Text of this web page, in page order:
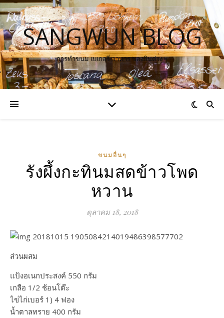
SANGWUN BLOG
การทำขนม เบเกอรี่ อาหาร ของกินต่าง ๆ
ขนมอื่นๆ
รังผึ้งกะทินมสดข้าวโพด
หวาน
ตุลาคม 18, 2018
ส่วนผสม
แป้งอเนกประสงค์ 550 กรัม
เกลือ 1/2 ช้อนโต๊ะ
ไข่ไก่เบอร์ 1) 4 ฟอง
น้ำตาลทราย 400 กรัม